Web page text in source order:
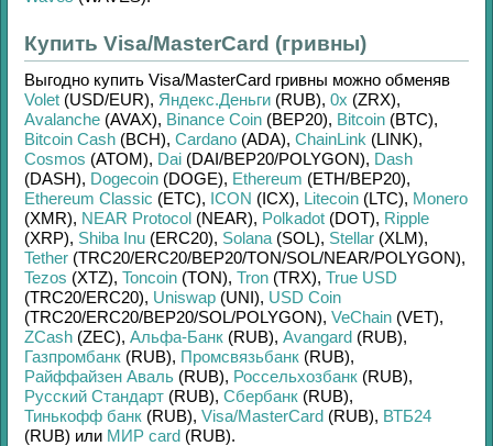
Купить Visa/MasterCard (гривны)
Выгодно купить Visa/MasterCard гривны можно обменяв
Volet (USD/EUR), Яндекс.Деньги (RUB), 0x (ZRX),
Avalanche (AVAX), Binance Coin (BEP20), Bitcoin (BTC),
Bitcoin Cash (BCH), Cardano (ADA), ChainLink (LINK),
Cosmos (ATOM), Dai (DAI/BEP20/POLYGON), Dash
(DASH), Dogecoin (DOGE), Ethereum (ETH/BEP20),
Ethereum Classic (ETC), ICON (ICX), Litecoin (LTC), Monero
(XMR), NEAR Protocol (NEAR), Polkadot (DOT), Ripple
(XRP), Shiba Inu (ERC20), Solana (SOL), Stellar (XLM),
Tether (TRC20/ERC20/BEP20/TON/SOL/NEAR/POLYGON),
Tezos (XTZ), Toncoin (TON), Tron (TRX), True USD
(TRC20/ERC20), Uniswap (UNI), USD Coin
(TRC20/ERC20/BEP20/SOL/POLYGON), VeChain (VET),
ZCash (ZEC), Альфа-Банк (RUB), Avangard (RUB),
Газпромбанк (RUB), Промсвязьбанк (RUB),
Райффайзен Аваль (RUB), Россельхозбанк (RUB),
Русский Стандарт (RUB), Сбербанк (RUB),
Тинькофф банк (RUB), Visa/MasterCard (RUB), ВТБ24
(RUB) или МИР card (RUB).